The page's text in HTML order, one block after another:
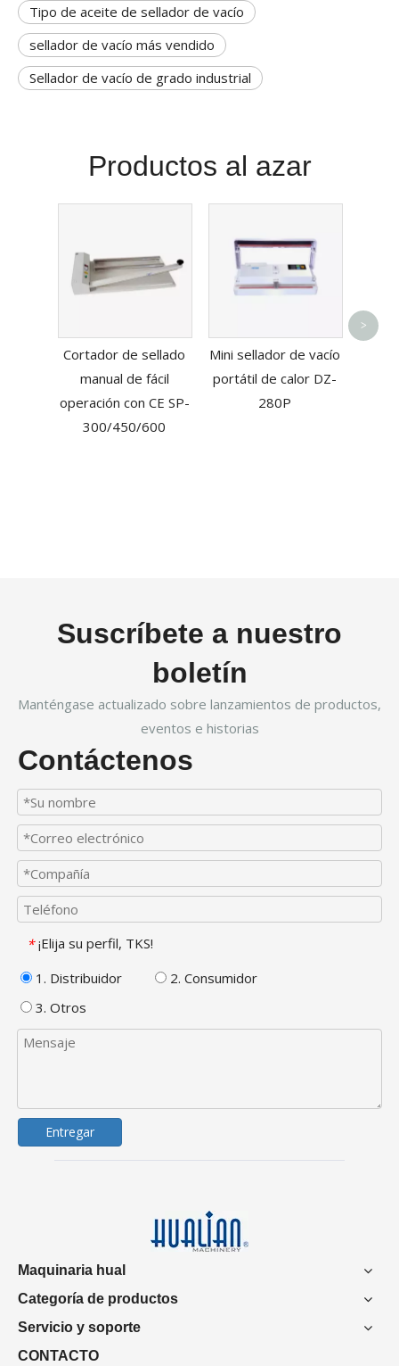
Tipo de aceite de sellador de vacío
sellador de vacío más vendido
Sellador de vacío de grado industrial
Productos al azar
Cortador de sellado
manual de fácil
operación con CE SP-
300/450/600
Mini sellador de vacío
portátil de calor DZ-
280P
>
Suscríbete a nuestro
boletín
Manténgase actualizado sobre lanzamientos de productos,
eventos e historias
Contáctenos
* ¡Elija su perfil, TKS!
1. Distribuidor
2. Consumidor
3. Otros
Entregar
Maquinaria hual
Categoría de productos
Servicio y soporte
CONTACTO